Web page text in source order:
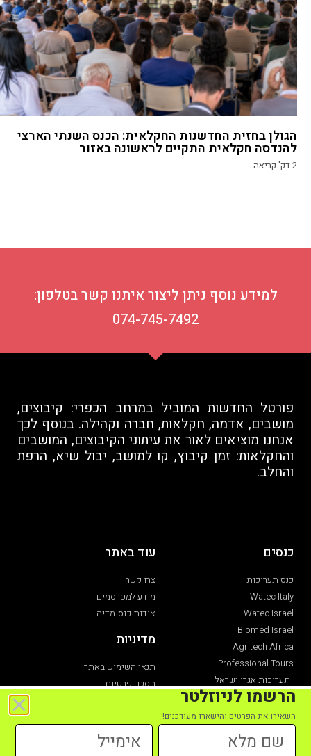
הגולן בחזית החדשנות החקלאית: הכנס השנתי הארצי
להנדסה חקלאית התקיים לראשונה באזור
2דק' קריאה
למידע נוסף ניתן ליצור איתנו קשר בטלפון:
074-745-7492
פורטל החדשות המוביל במרחב הכפרי: קיבוצים,
מושבים, אדמה, חקלאות, חברה וקהילה. בנוסף לכך
אנחנו מוציאים לאור את עיתוני הקיבוצים, המושבים
והחקלאות: זמן קיבוץ, קו למושב, יבול שיא, הרפת
והחלב.
כנסים
כנס תערוכות
Watec Italy
Watec Israel
Biomed Israel
Agritech Africa
Professional Tours
תערוכות אגרו ישראל
תערוכת חקלאות
עוד באתר
צרו קשר
מידע למפרסמים
אודות כנס-מדיה
מדיניות
תנאי השימוש באתר
הסכם פרטיות
הרשמו לניוזלטר
השאירו את הפרטים והישארו מעודכנים!